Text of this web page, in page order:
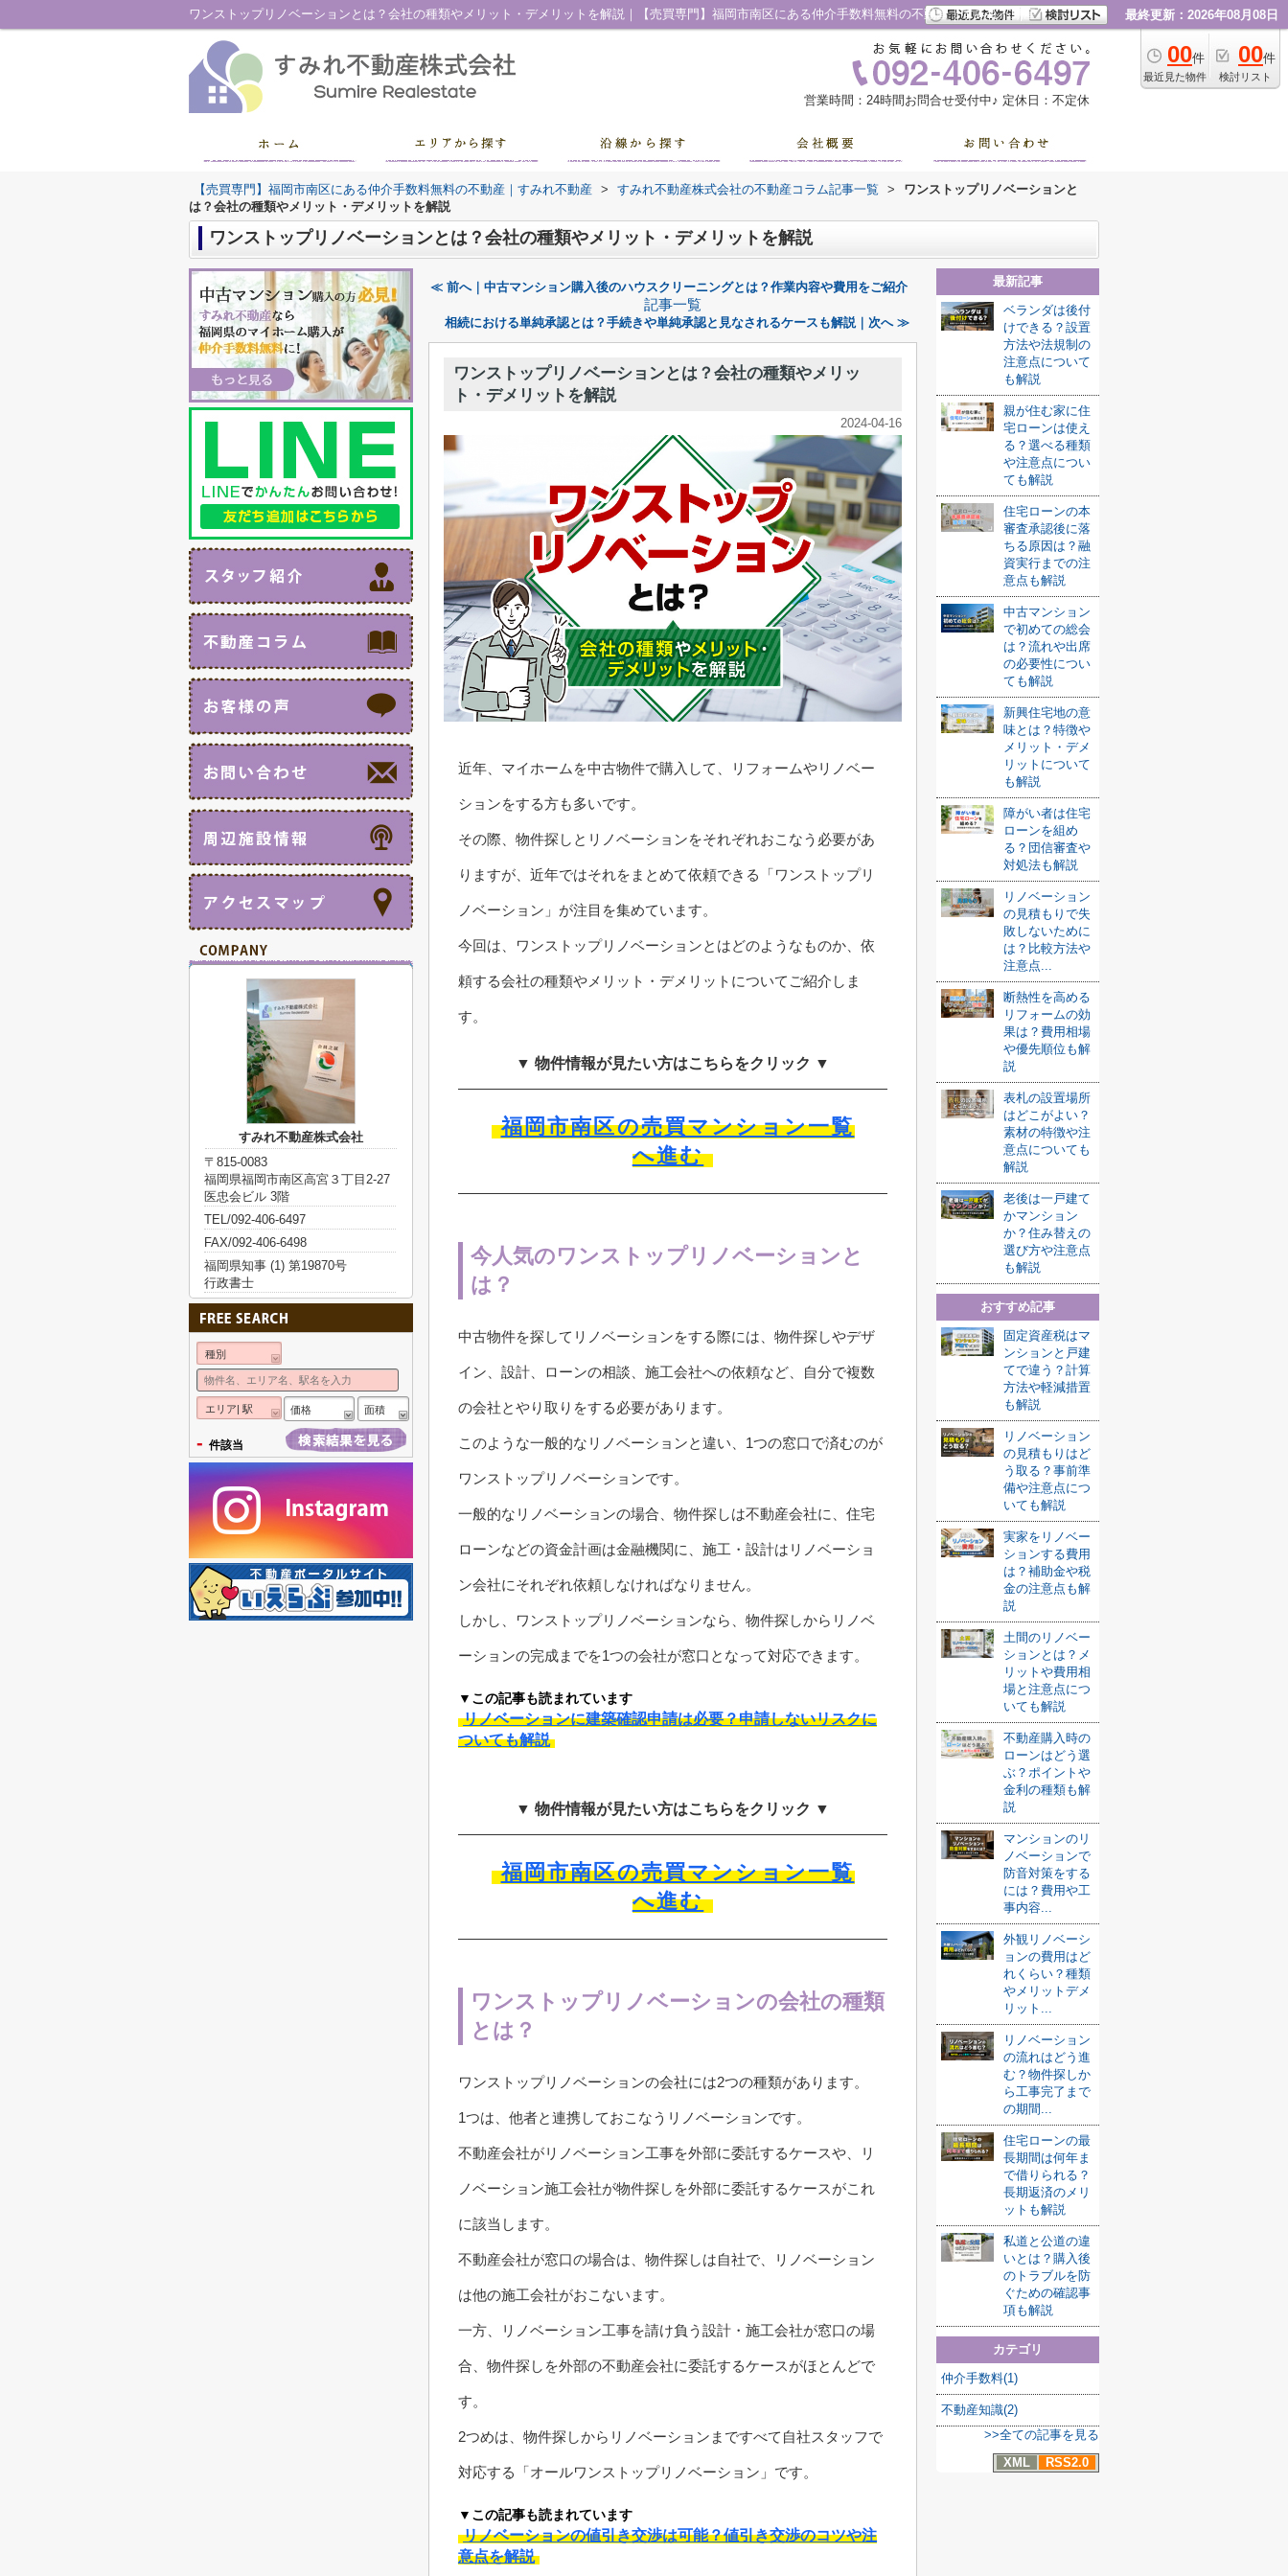
ワンストップリノベーションとは？会社の種類やメリット・デメリットを解説｜【売買専門】福岡市南区にある仲介手数料無料の不動産｜すみれ不動産 最終更新：2026年08月08日
00件
最近見た物件
00件
検討リスト
営業時間：24時間お問合せ受付中♪ 定休日：不定休
【売買専門】福岡市南区にある仲介手数料無料の不動産｜すみれ不動産 > すみれ不動産株式会社の不動産コラム記事一覧 >
ワンストップリノベーションと
は？会社の種類やメリット・デメリットを解説
ワンストップリノベーションとは？会社の種類やメリット・デメリットを解説
≪ 前へ｜中古マンション購入後のハウスクリーニングとは？作業内容や費用をご紹介
記事一覧
相続における単純承認とは？手続きや単純承認と見なされるケースも解説｜次へ ≫
ワンストップリノベーションとは？会社の種類やメリッ
ト・デメリットを解説
2024-04-16
近年、マイホームを中古物件で購入して、リフォームやリノベー
ションをする方も多いです。
その際、物件探しとリノベーションをそれぞれおこなう必要があ
りますが、近年ではそれをまとめて依頼できる「ワンストップリ
ノベーション」が注目を集めています。
今回は、ワンストップリノベーションとはどのようなものか、依
頼する会社の種類やメリット・デメリットについてご紹介しま
す。
▼ 物件情報が見たい方はこちらをクリック ▼
福岡市南区の売買マンション一覧
へ進む
今人気のワンストップリノベーションと
は？
中古物件を探してリノベーションをする際には、物件探しやデザ
イン、設計、ローンの相談、施工会社への依頼など、自分で複数
の会社とやり取りをする必要があります。
このような一般的なリノベーションと違い、1つの窓口で済むのが
ワンストップリノベーションです。
一般的なリノベーションの場合、物件探しは不動産会社に、住宅
ローンなどの資金計画は金融機関に、施工・設計はリノベーショ
ン会社にそれぞれ依頼しなければなりません。
しかし、ワンストップリノベーションなら、物件探しからリノベ
ーションの完成までを1つの会社が窓口となって対応できます。
▼この記事も読まれています
リノベーションに建築確認申請は必要？申請しないリスクに
ついても解説
▼ 物件情報が見たい方はこちらをクリック ▼
福岡市南区の売買マンション一覧
へ進む
ワンストップリノベーションの会社の種類
とは？
ワンストップリノベーションの会社には2つの種類があります。
1つは、他者と連携しておこなうリノベーションです。
不動産会社がリノベーション工事を外部に委託するケースや、リ
ノベーション施工会社が物件探しを外部に委託するケースがこれ
に該当します。
不動産会社が窓口の場合は、物件探しは自社で、リノベーション
は他の施工会社がおこないます。
一方、リノベーション工事を請け負う設計・施工会社が窓口の場
合、物件探しを外部の不動産会社に委託するケースがほとんどで
す。
2つめは、物件探しからリノベーションまですべて自社スタッフで
対応する「オールワンストップリノベーション」です。
▼この記事も読まれています
リノベーションの値引き交渉は可能？値引き交渉のコツや注
意点を解説
最新記事
ベランダは後付
けできる？設置
方法や法規制の
注意点について
も解説
親が住む家に住
宅ローンは使え
る？選べる種類
や注意点につい
ても解説
住宅ローンの本
審査承認後に落
ちる原因は？融
資実行までの注
意点も解説
中古マンション
で初めての総会
は？流れや出席
の必要性につい
ても解説
新興住宅地の意
味とは？特徴や
メリット・デメ
リットについて
も解説
障がい者は住宅
ローンを組め
る？団信審査や
対処法も解説
リノベーション
の見積もりで失
敗しないために
は？比較方法や
注意点...
断熱性を高める
リフォームの効
果は？費用相場
や優先順位も解
説
表札の設置場所
はどこがよい？
素材の特徴や注
意点についても
解説
老後は一戸建て
かマンション
か？住み替えの
選び方や注意点
も解説
おすすめ記事
固定資産税はマ
ンションと戸建
てで違う？計算
方法や軽減措置
も解説
リノベーション
の見積もりはど
う取る？事前準
備や注意点につ
いても解説
実家をリノベー
ションする費用
は？補助金や税
金の注意点も解
説
土間のリノベー
ションとは？メ
リットや費用相
場と注意点につ
いても解説
不動産購入時の
ローンはどう選
ぶ？ポイントや
金利の種類も解
説
マンションのリ
ノベーションで
防音対策をする
には？費用や工
事内容...
外観リノベーシ
ョンの費用はど
れくらい？種類
やメリットデメ
リット...
リノベーション
の流れはどう進
む？物件探しか
ら工事完了まで
の期間...
住宅ローンの最
長期間は何年ま
で借りられる？
長期返済のメリ
ットも解説
私道と公道の違
いとは？購入後
のトラブルを防
ぐための確認事
項も解説
カテゴリ
仲介手数料(1)
不動産知識(2)
>>全ての記事を見る
XML
RSS2.0
すみれ不動産株式会社
〒815-0083
福岡県福岡市南区高宮３丁目2-27
医忠会ビル 3階
TEL/092-406-6497
FAX/092-406-6498
福岡県知事 (1) 第19870号
行政書士
種別
エリア| 駅 価格 面積
- 件該当